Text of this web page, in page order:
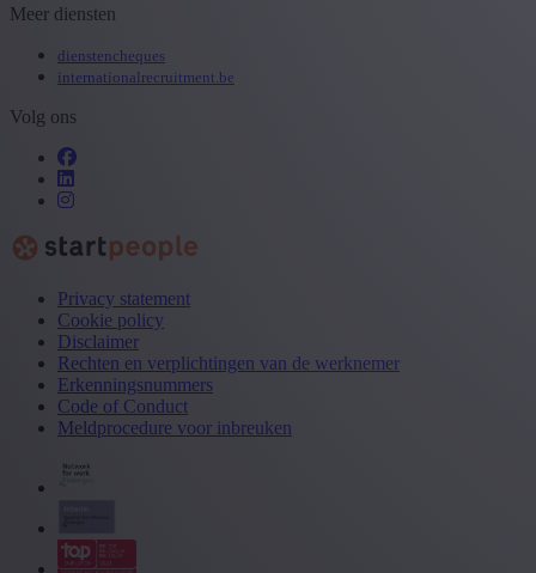
Meer diensten
dienstencheques
internationalrecruitment.be
Volg ons
Privacy statement
Cookie policy
Disclaimer
Rechten en verplichtingen van de werknemer
Erkenningsnummers
Code of Conduct
Meldprocedure voor inbreuken